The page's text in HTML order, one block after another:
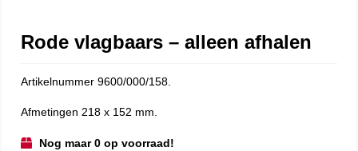
Rode vlagbaars – alleen afhalen
Artikelnummer 9600/000/158.
Afmetingen 218 x 152 mm.
Nog maar 0 op voorraad!